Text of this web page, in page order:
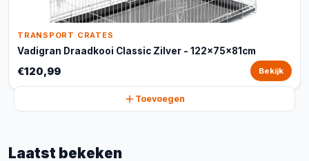
TRANSPORT CRATES
Vadigran Draadkooi Classic Zilver - 122x75x81cm
€120,99 Bekijk
Toevoegen
Laatst bekeken